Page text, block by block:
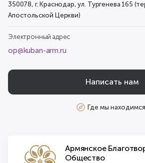
350078, г. Краснодар, ул. Тургенева 165
Апостольской Церкви)
Электронный адрес
op@kuban-arm.ru
Написать нам
Где мы
Армянское
Общество